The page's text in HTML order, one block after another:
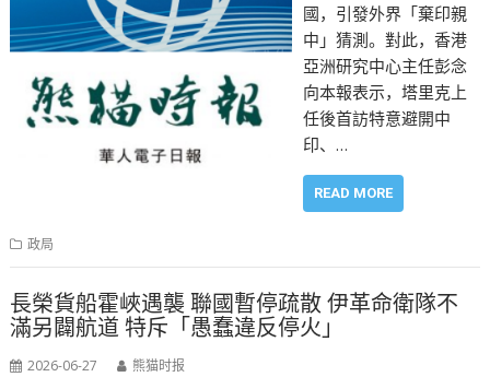
國，引發外界「棄印親
中」猜測。對此，香港
亞洲研究中心主任彭念
向本報表示，塔里克上
任後首訪特意避開中
印、…
READ MORE
政局
長榮貨船霍峽遇襲 聯國暫停疏散 伊革命衛隊不
滿另闢航道 特斥「愚蠢違反停火」
2026-06-27 熊猫时报